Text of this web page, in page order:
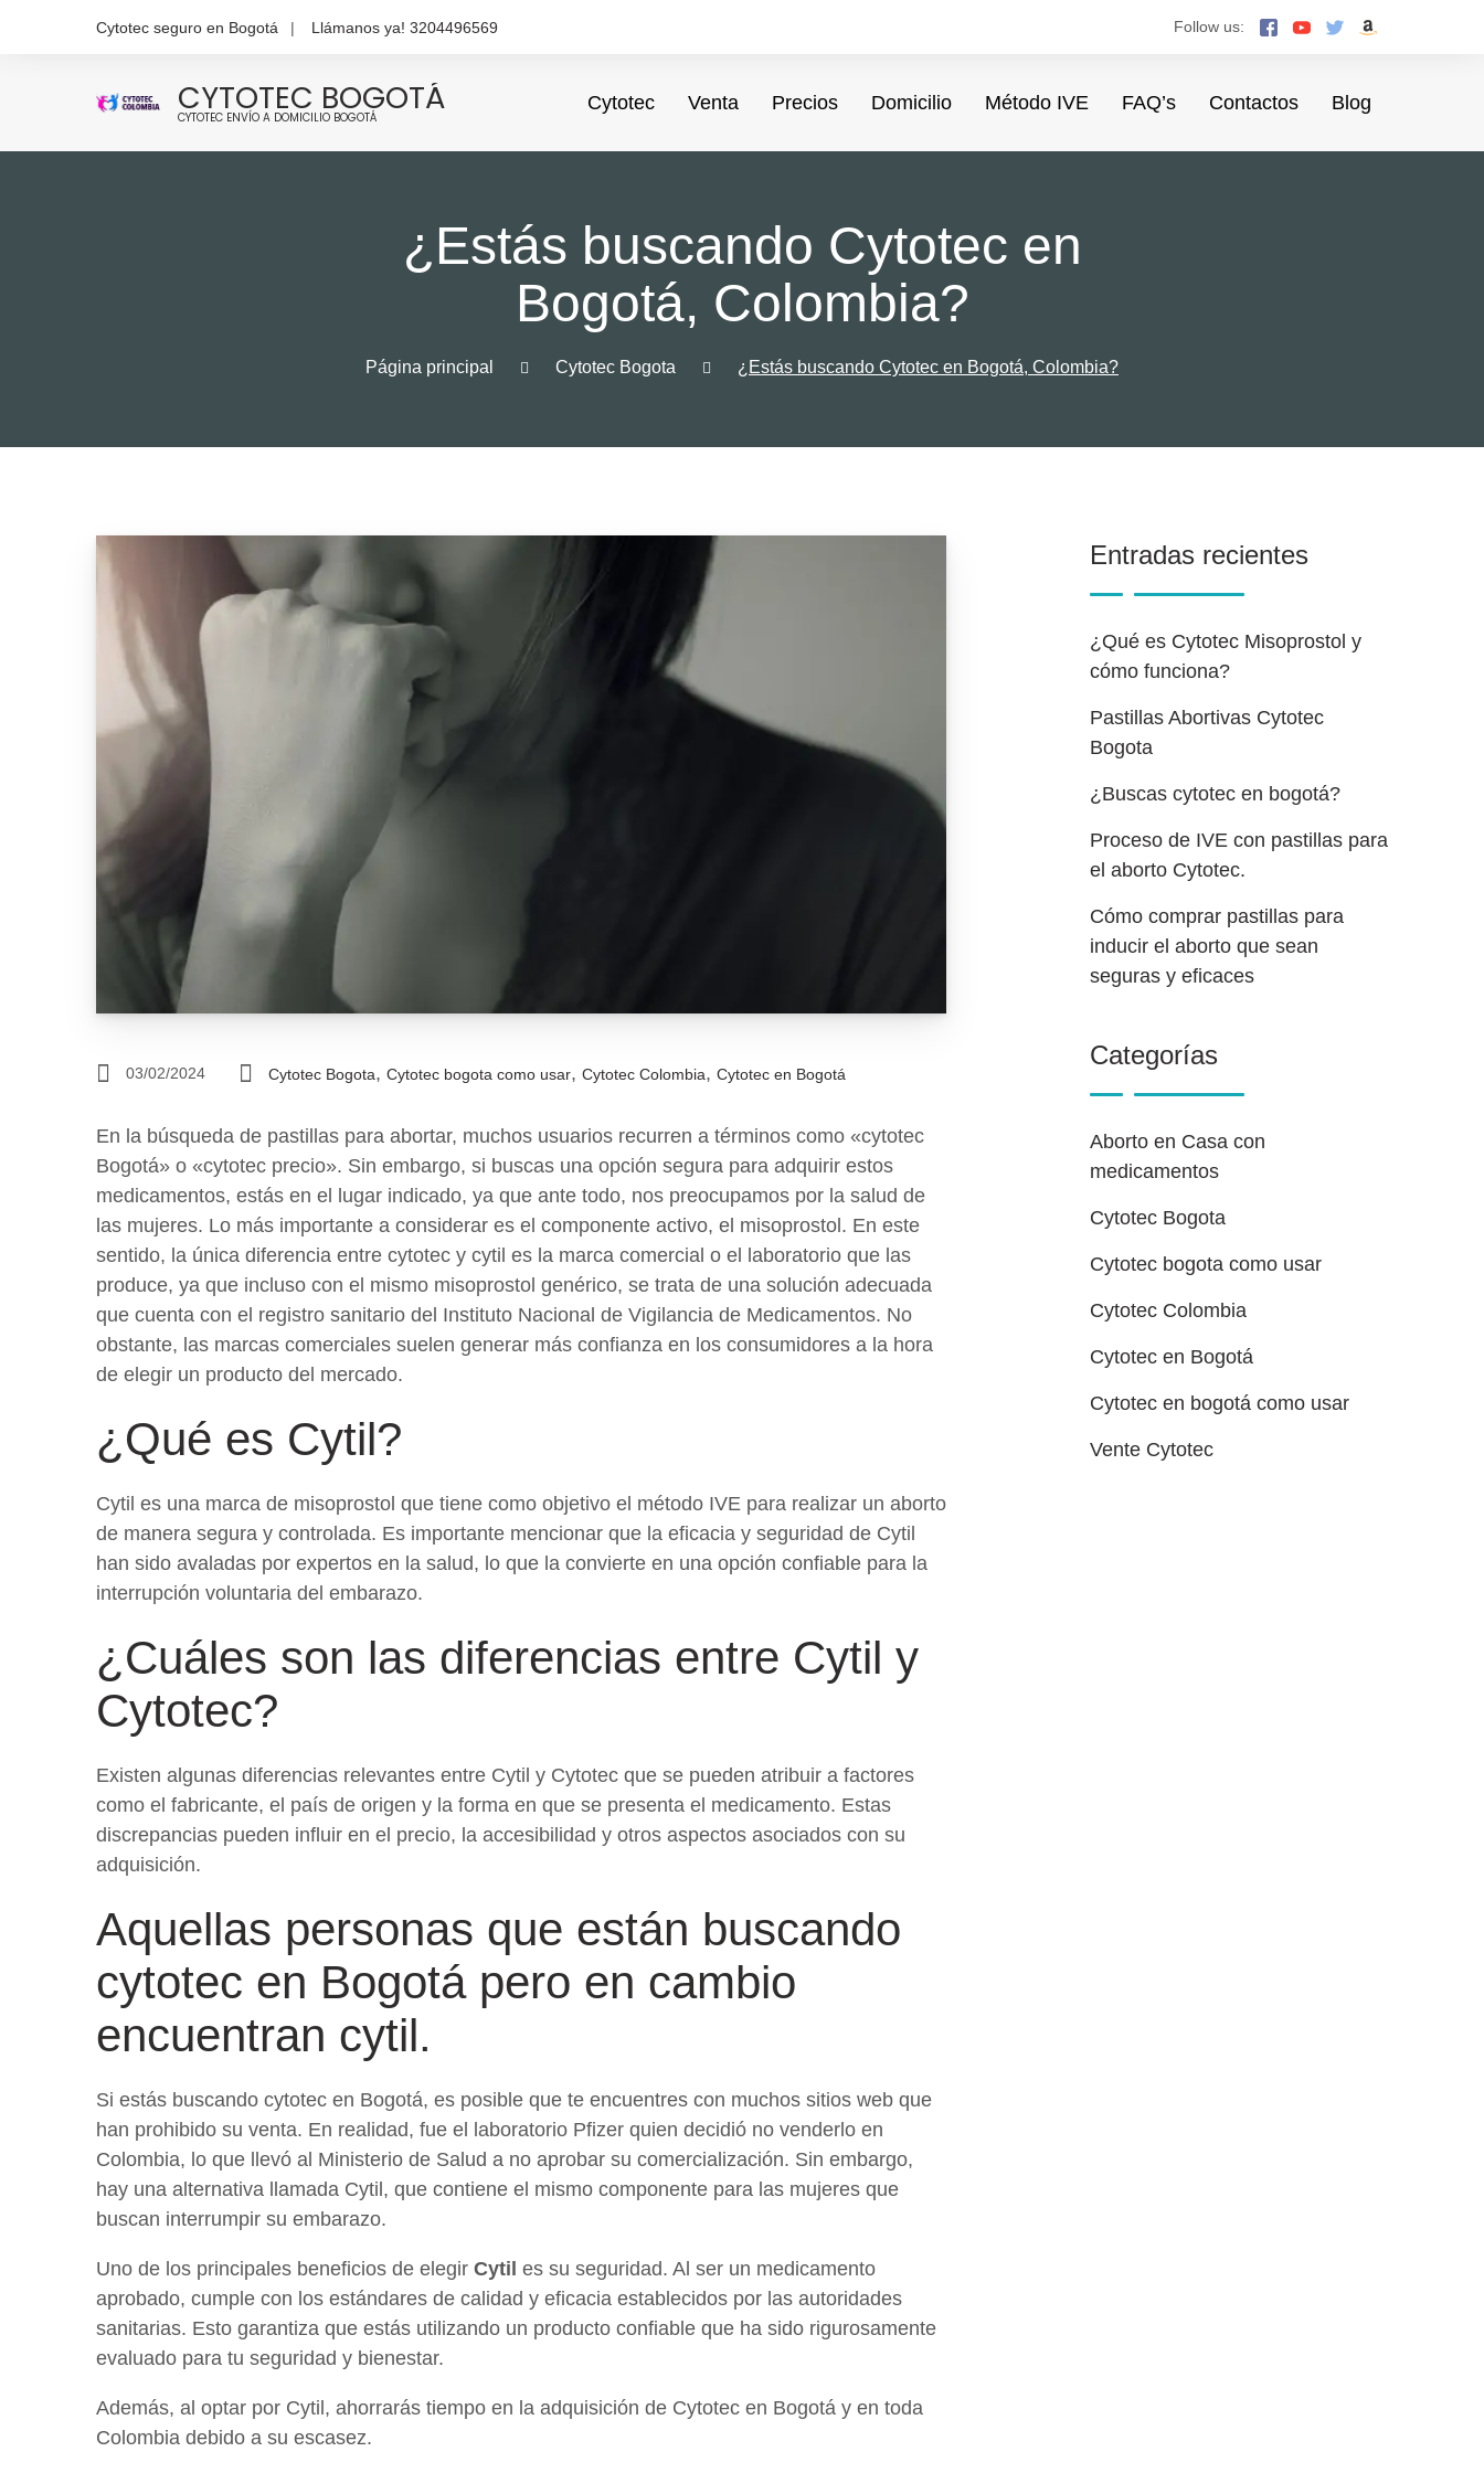
Cytotec seguro en Bogotá Llámanos ya! 3204496569 Follow us:
CYTOTEC BOGOTÁ
CYTOTEC ENVÍO A DOMICILIO BOGOTÁ
Cytotec Venta Precios Domicilio Método IVE FAQ’s Contactos Blog
¿Estás buscando Cytotec en
Bogotá, Colombia?
Página principal Cytotec Bogota ¿Estás buscando Cytotec en Bogotá, Colombia?
03/02/2024 Cytotec Bogota, Cytotec bogota como usar, Cytotec Colombia, Cytotec en Bogotá
En la búsqueda de pastillas para abortar, muchos usuarios recurren a términos como «cytotec
Bogotá» o «cytotec precio». Sin embargo, si buscas una opción segura para adquirir estos
medicamentos, estás en el lugar indicado, ya que ante todo, nos preocupamos por la salud de
las mujeres. Lo más importante a considerar es el componente activo, el misoprostol. En este
sentido, la única diferencia entre cytotec y cytil es la marca comercial o el laboratorio que las
produce, ya que incluso con el mismo misoprostol genérico, se trata de una solución adecuada
que cuenta con el registro sanitario del Instituto Nacional de Vigilancia de Medicamentos. No
obstante, las marcas comerciales suelen generar más confianza en los consumidores a la hora
de elegir un producto del mercado.
¿Qué es Cytil?
Cytil es una marca de misoprostol que tiene como objetivo el método IVE para realizar un aborto
de manera segura y controlada. Es importante mencionar que la eficacia y seguridad de Cytil
han sido avaladas por expertos en la salud, lo que la convierte en una opción confiable para la
interrupción voluntaria del embarazo.
¿Cuáles son las diferencias entre Cytil y
Cytotec?
Existen algunas diferencias relevantes entre Cytil y Cytotec que se pueden atribuir a factores
como el fabricante, el país de origen y la forma en que se presenta el medicamento. Estas
discrepancias pueden influir en el precio, la accesibilidad y otros aspectos asociados con su
adquisición.
Aquellas personas que están buscando
cytotec en Bogotá pero en cambio
encuentran cytil.
Si estás buscando cytotec en Bogotá, es posible que te encuentres con muchos sitios web que
han prohibido su venta. En realidad, fue el laboratorio Pfizer quien decidió no venderlo en
Colombia, lo que llevó al Ministerio de Salud a no aprobar su comercialización. Sin embargo,
hay una alternativa llamada Cytil, que contiene el mismo componente para las mujeres que
buscan interrumpir su embarazo.
Uno de los principales beneficios de elegir Cytil es su seguridad. Al ser un medicamento
aprobado, cumple con los estándares de calidad y eficacia establecidos por las autoridades
sanitarias. Esto garantiza que estás utilizando un producto confiable que ha sido rigurosamente
evaluado para tu seguridad y bienestar.
Además, al optar por Cytil, ahorrarás tiempo en la adquisición de Cytotec en Bogotá y en toda
Colombia debido a su escasez.
Entradas recientes
¿Qué es Cytotec Misoprostol y
cómo funciona?
Pastillas Abortivas Cytotec
Bogota
¿Buscas cytotec en bogotá?
Proceso de IVE con pastillas para
el aborto Cytotec.
Cómo comprar pastillas para
inducir el aborto que sean
seguras y eficaces
Categorías
Aborto en Casa con
medicamentos
Cytotec Bogota
Cytotec bogota como usar
Cytotec Colombia
Cytotec en Bogotá
Cytotec en bogotá como usar
Vente Cytotec